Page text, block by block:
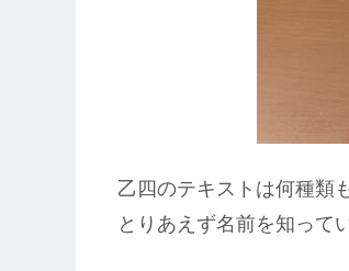
乙四のテキストは何種類
とりあえず名前を知って